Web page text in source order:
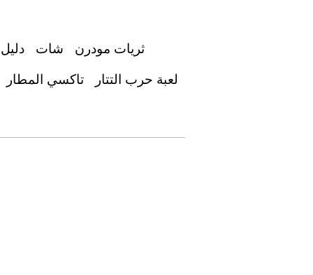
شات
ثريات مودرن
تاكسي المطار
لعبة حرب التتار